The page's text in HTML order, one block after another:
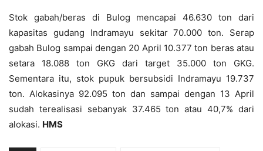
Stok gabah/beras di Bulog mencapai 46.630 ton dari
kapasitas gudang Indramayu sekitar 70.000 ton. Serap
gabah Bulog sampai dengan 20 April 10.377 ton beras atau
setara 18.088 ton GKG dari target 35.000 ton GKG.
Sementara itu, stok pupuk bersubsidi Indramayu 19.737
ton. Alokasinya 92.095 ton dan sampai dengan 13 April
sudah terealisasi sebanyak 37.465 ton atau 40,7% dari
alokasi. HMS